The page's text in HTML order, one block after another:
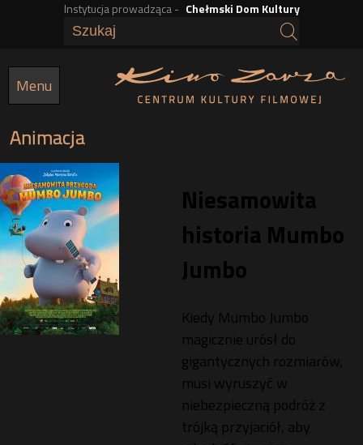
Przejdź
treści
Instytucja prowadząca - Chełmski Dom Kultury
Menu
Animacja
Niesamowita
historia Mumbo
Jumbo
Kiedy Mumbo Jumbo
magicznie urósł do
gigantycznych rozmiarów,
musi wyruszyć w
niebezpieczną podróż z
trójką przyjaciół, aby